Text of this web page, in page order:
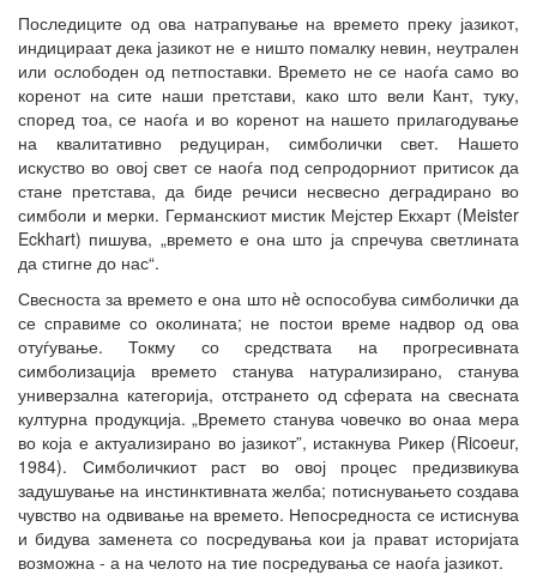
Последиците од ова натрапување на времето преку јазикот,
индицираат дека јазикот не е ништо помалку невин, неутрален
или ослободен од петпоставки. Времето не се наоѓа само во
коренот на сите наши претстави, како што вели Кант, туку,
според тоа, се наоѓа и во коренот на нашето прилагодување
на квалитативно редуциран, симболички свет. Нашето
искуство во овој свет се наоѓа под сепродорниот притисок да
стане претстава, да биде речиси несвесно деградирано во
симболи и мерки. Германскиот мистик Мејстер Екхарт (Meister
Eckhart) пишува, „времето е она што ја спречува светлината
да стигне до нас“.
Свесноста за времето е она што нè оспособува симболички да
се справиме со околината; не постои време надвор од ова
отуѓување. Токму со средствата на прогресивната
симболизација времето станува натурализирано, станува
универзална категорија, отстрането од сферата на свесната
културна продукција. „Времето станува човечко во онаа мера
во која е актуализирано во јазикот”, истакнува Рикер (Ricoeur,
1984). Симболичкиот раст во овој процес предизвикува
задушување на инстинктивната желба; потиснувањето создава
чувство на одвивање на времето. Непосредноста се истиснува
и бидува заменета со посредувања кои ја прават историјата
возможна - а на челото на тие посредувања се наоѓа јазикот.